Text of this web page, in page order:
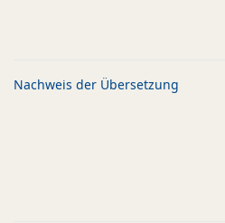
Nachweis der Übersetzung